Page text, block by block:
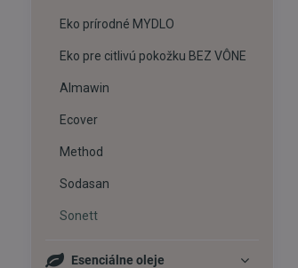
Eko prírodné MYDLO
Eko pre citlivú pokožku BEZ VÔNE
Almawin
Ecover
Method
Sodasan
Sonett
Esenciálne oleje